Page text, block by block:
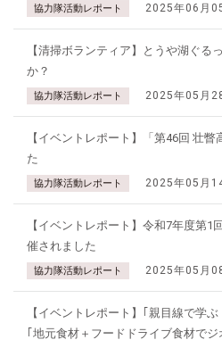
協力隊活動レポート 2025年06月
【清掃ボランティア】とうや湖ぐる
か？
協力隊活動レポート 2025年05月
【イベントレポート】「第46回 壮
た
協力隊活動レポート 2025年05月
【イベントレポート】令和7年度第1
催されました
協力隊活動レポート 2025年05月
【イベントレポート】｢親目線で学
｢地元食材＋フードドライブ食材で